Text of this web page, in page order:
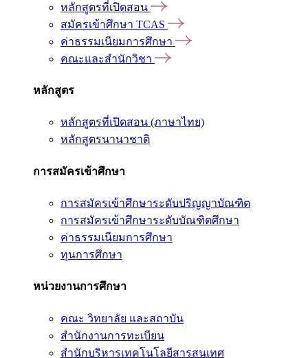
หลักสูตรที่เปิดสอน
สมัครเข้าศึกษา TCAS
ค่าธรรมเนียมการศึกษา
คณะและสำนักวิชา
หลักสูตร
หลักสูตรที่เปิดสอน (ภาษาไทย)
หลักสูตรนานาชาติ
การสมัครเข้าศึกษา
การสมัครเข้าศึกษาระดับปริญญาบัณฑิต
การสมัครเข้าศึกษาระดับบัณฑิตศึกษา
ค่าธรรมเนียมการศึกษา
ทุนการศึกษา
หน่วยงานการศึกษา
คณะ วิทยาลัย และสถาบัน
สำนักงานการทะเบียน
สำนักบริหารเทคโนโลยีสารสนเทศ